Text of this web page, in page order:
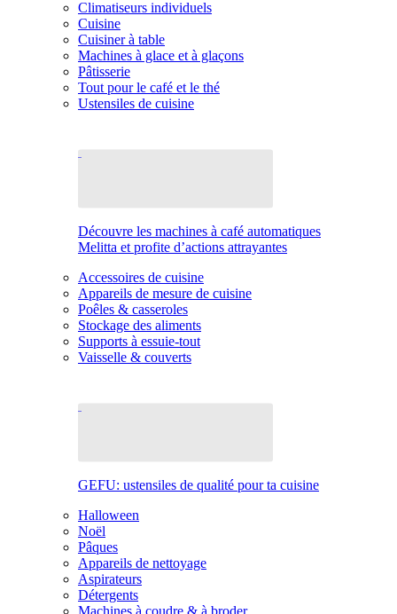
Climatiseurs individuels
Cuisine
Cuisiner à table
Machines à glace et à glaçons
Pâtisserie
Tout pour le café et le thé
Ustensiles de cuisine
Découvre les machines à café automatiques
Melitta et profite d’actions attrayantes
Accessoires de cuisine
Appareils de mesure de cuisine
Poêles & casseroles
Stockage des aliments
Supports à essuie-tout
Vaisselle & couverts
GEFU: ustensiles de qualité pour ta cuisine
Halloween
Noël
Pâques
Appareils de nettoyage
Aspirateurs
Détergents
Machines à coudre & à broder